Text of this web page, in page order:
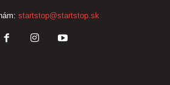
startstop@startstop.sk